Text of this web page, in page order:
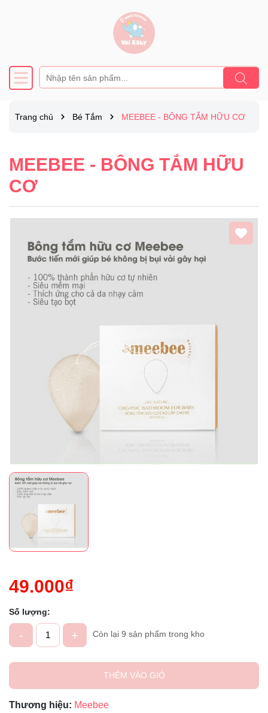
Trang chủ Bé Tắm MEEBEE - BÔNG TẮM HỮU CƠ
MEEBEE - BÔNG TẮM HỮU
CƠ
49.000₫
Số lượng:
- + Còn lại 9 sản phẩm trong kho
THÊM VÀO GIỎ
Thương hiệu: Meebee